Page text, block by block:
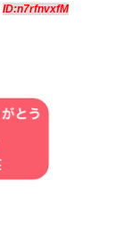
ID:n7rfnvxfM